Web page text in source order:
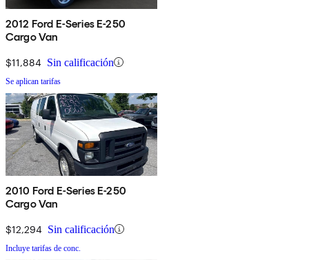
2012 Ford E-Series E-250
Cargo Van
$11,884 Sin calificación
Se aplican tarifas
2010 Ford E-Series E-250
Cargo Van
$12,294 Sin calificación
Incluye tarifas de conc.